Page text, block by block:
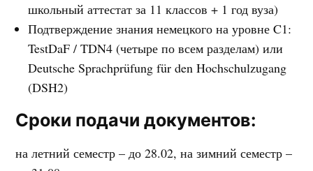
школьный аттестат за 11 классов + 1 год вуза)
Подтверждение знания немецкого на уровне C1:
TestDaF / TDN4 (четыре по всем разделам) или
Deutsche Sprachprüfung für den Hochschulzugang
(DSH2)
Сроки подачи документов:
на летний семестр – до 28.02, на зимний семестр –